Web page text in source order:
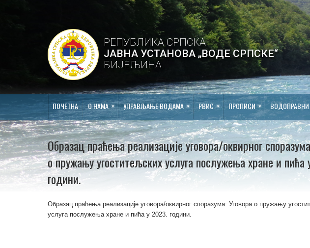
РЕПУБЛИКА СРПСКА
ЈАВНА УСТАНОВА „ВОДЕ СРПСКЕ“
БИЈЕЉИНА
ПОЧЕТНА О НАМА УПРАВЉАЊЕ ВОДАМА РВИС ПРОПИСИ ВОДОПРАВНИ
Образац праћења реализације уговора/оквирног
о пружању угоститељских услуга послужења хране и пића
години.
Образац праћења реализације уговора/оквирног споразума: Уговора о пружању
услуга послужења хране и пића у 2023. години.